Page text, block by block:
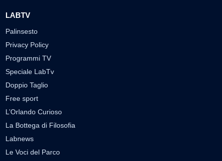
LABTV
Palinsesto
Privacy Policy
Programmi TV
Speciale LabTv
Doppio Taglio
Free sport
L’Orlando Curioso
La Bottega di Filosofia
Labnews
Le Voci del Parco